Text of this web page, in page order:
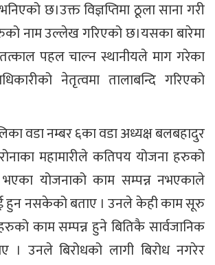
छ।उक्त विज्ञप्तिमा ठूला साना गरी
नाम उल्लेख गरिएको छ।यसका बारेमा
पहल चाल्न स्थानीयले माग गरेका
नेतृत्वमा तालाबन्दि गरिएको
वडा नम्बर ६का वडा अध्यक्ष बलबहादुर
महामारीले कतिपय योजना हरुको
योजनाको काम सम्पन्न नभएकाले
हुन नसकेको बताए । उनले केही काम सूरु
काम सम्पन्न हुने बितिकै सार्वजानिक
। उनले बिरोधको लागी बिरोध नगरेर